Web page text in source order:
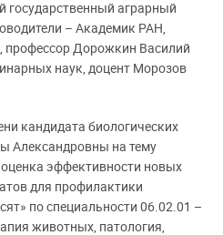
аграрный
– Академик РАН,
профессор Дорожкин Василий
наук, доцент Морозов
кандидата биологических
Александровны на тему
эффективности новых
для профилактики
по специальности 06.02.01 –
животных, патология,